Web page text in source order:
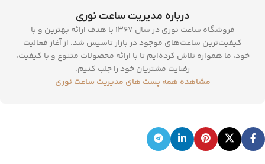
درباره مدیریت ساعت نوری
فروشگاه ساعت نوری در سال 1367 با هدف ارائه بهترین و با
کیفیت‌ترین ساعت‌های موجود در بازار تاسیس شد. از آغاز فعالیت
خود، ما همواره تلاش کرده‌ایم تا با ارائه محصولات متنوع و با کیفیت،
رضایت مشتریان خود را جلب کنیم.
مشاهده همه پست های مدیریت ساعت نوری